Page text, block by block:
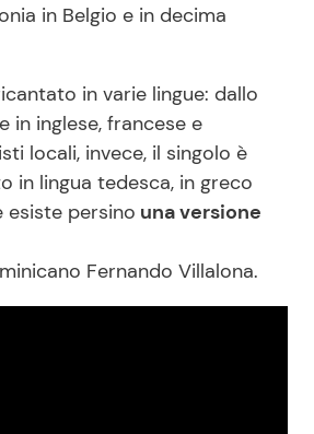
in Belgio e in decima
in varie lingue: dallo
in inglese, francese e
locali, invece, il singolo è
in lingua tedesca, in greco
esiste persino una versione
Fernando Villalona.